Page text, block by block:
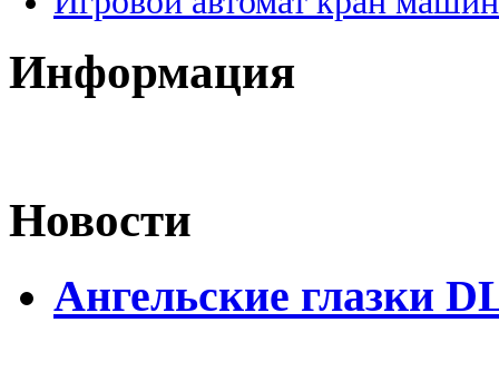
Информация
Новости
Ангельские глазки